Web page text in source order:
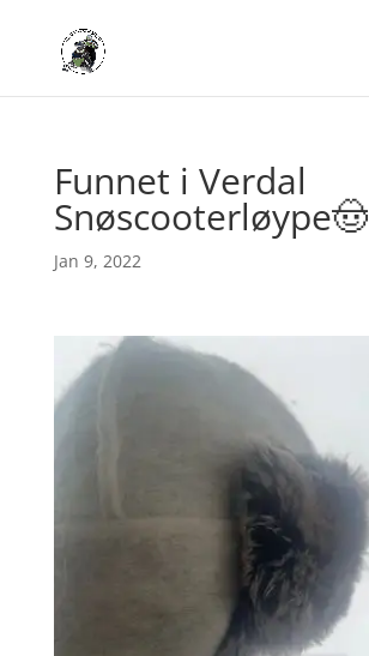
Funnet i Verdal
Snøscooterløype🤠
Jan 9, 2022